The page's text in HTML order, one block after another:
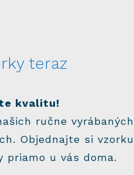
teraz
kvalitu!
ručne vyrábaných
Objednajte si vzorku
u vás doma.